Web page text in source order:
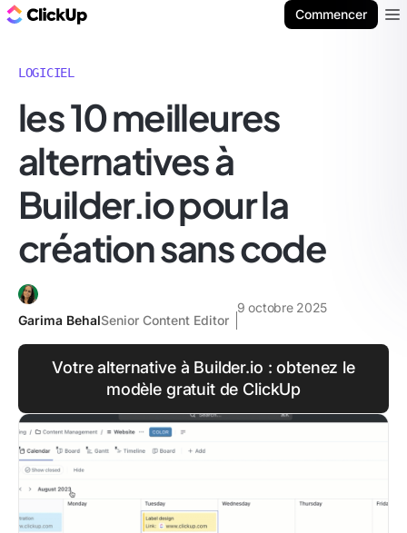
Commencer
LOGICIEL
les 10 meilleures
alternatives à
Builder.io pour la
création sans code
Garima BehalSenior Content Editor
9 octobre 2025
Votre alternative à Builder.io : obtenez le
modèle gratuit de ClickUp